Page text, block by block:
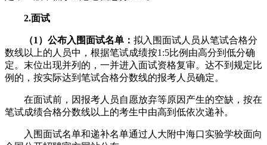
2.面试
（1）公布入围面试名单： 拟入围面试人员从笔试合格分
数线以上的人员中，根据笔试成绩按1:5比例由高分到低分确
定。末位出现并列的，一并进入面试资格复审。达不到规定比
例的，按实际达到笔试合格分数线的报考人员确定。
在面试前，因报考人员自愿放弃等原因产生的空缺，按在
笔试成绩合格分数线以上的考生中由高到低依次递补。
入围面试名单和递补名单通过人大附中海口实验学校面向